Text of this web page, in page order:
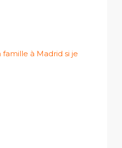
à Madrid si je